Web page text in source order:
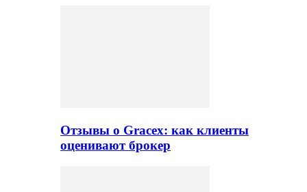
Отзывы о Gracex: как клиенты
оценивают брокер